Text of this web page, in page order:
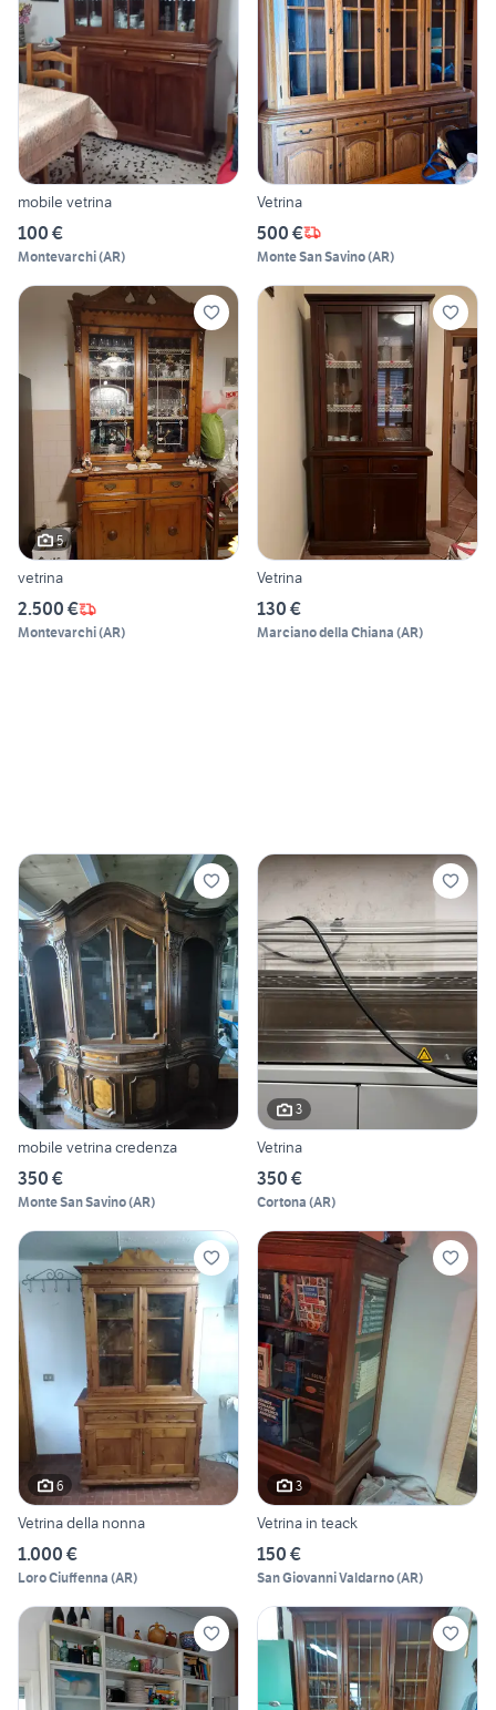
mobile vetrina
100 €
Montevarchi(AR)
Vetrina
500 €
Monte San Savino(AR)
5
vetrina
2.500 €
Montevarchi(AR)
Vetrina
130 €
Marciano della Chiana (AR)
mobile vetrina credenza
350 €
Monte San Savino(AR)
3
Vetrina
350 €
Cortona (AR)
6
Vetrina della nonna
1.000 €
Loro Ciuffenna (AR)
3
Vetrina in teack
150 €
San Giovanni Valdarno(AR)